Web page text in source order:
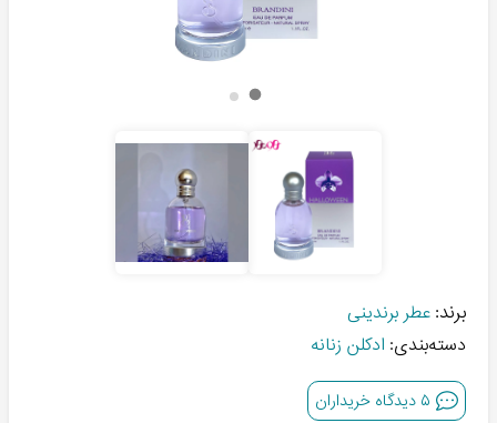
برند: عطر برندینی
دسته‌بندی: ادکلن زنانه
۵ دیدگاه خریداران